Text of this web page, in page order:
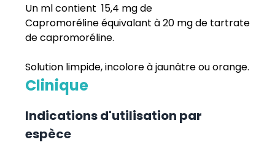
Un ml contient 15,4 mg de
Capromoréline équivalant à 20 mg de tartrate
de capromoréline.
Solution limpide, incolore à jaunâtre ou orange.
Clinique
Indications d'utilisation par
espèce